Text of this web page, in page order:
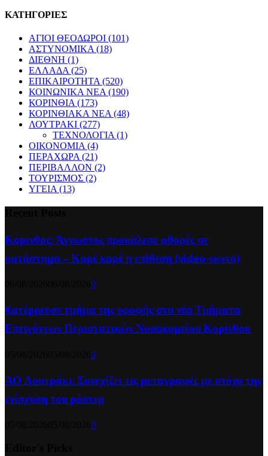
ΚΑΤΗΓΟΡΙΕΣ
ΑΓΙΟΙ ΘΕΟΔΩΡΟΙ (101)
ΑΣΤΥΝΟΜΙΚΑ (18)
ΔΙΕΘΝΗ (1)
ΕΛΛΑΔΑ (25)
ΕΠΙΚΑΙΡΟΤΗΤΑ (520)
ΚΟΙΝΩΝΙΚΑ ΝΕΑ (190)
ΚΟΡΙΝΘΙΑ (173)
ΚΟΡΙΝΘΙΑΚΑ ΝΕΑ (48)
ΛΟΥΤΡΑΚΙ (277)
ΤΕΧΝΟΛΟΓΙΑ (1)
ΟΙΚΟΝΟΜΙΑ (4)
ΠΕΡΑΧΩΡΑ (21)
ΠΕΡΙΒΑΛΛΟΝ (2)
ΤΟΥΡΙΣΜΟΣ (2)
ΥΓΕΙΑ (13)
Κόρινθος: Άγνωστος προκάλεσε φθορές σε
κατάστημα – Καρέ καρέ η επίθεση (video-φωτο)
0
Kατέρρευσε τμήμα της οροφής στα νέα Τμήματα
Επειγόντων Περιστατικών Νοσοκομείου Κορίνθου
0
ΑΟ Λουτράκι: Συνεχίζει τις μεταγραφές με στόχο την
ενίσχυση του ρόστερ
0